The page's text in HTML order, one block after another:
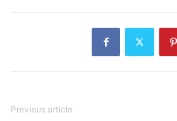
Previous article